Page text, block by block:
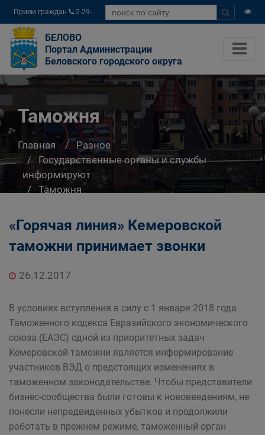
Прием граждан
2-29-
04
БЕЛОВО
Портал Администрации
Беловского городского округа
Таможня
Главная
Разное
Государственные органы и службы
информируют
Таможня
«Горячая линия» Кемеровской
таможни принимает звонки
26.12.2017
В условиях вступления в силу с 1 января 2018 года
Таможенного кодекса Евразийского экономического
союза (ЕАЭС) одной из приоритетных задач
Кемеровской таможни является информирование
участников ВЭД о предстоящих изменениях в
таможенном законодательстве. Чтобы представители
бизнес-сообщества были готовы к нововведениям, не
понесли непредвиденных убытков и продолжили
работать в прежнем режиме, таможенный орган